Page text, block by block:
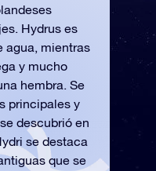
Hydrus es
agua, mientras
y mucho
hembra. Se
principales y
descubrió en
se destaca
que se